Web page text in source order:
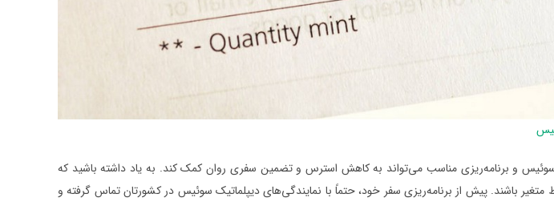
سوئیس و برنامه‌ریزی مناسب می‌تواند به کاهش استرس و تضمین سفری روان کمک کند. به یاد داشته باشید که
باشند. پیش از برنامه‌ریزی سفر خود، حتماً با نمایندگی‌های دیپلماتیک سوئیس در کشورتان تماس گرفته و